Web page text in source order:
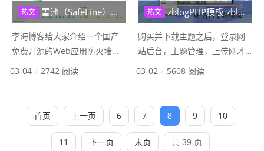
热文 雷池（SafeLine）官网 国产免费开源的Web应用防火墙
李海博客给大家介绍一个国产
免费开源的Web应用防火墙雷
池，雷池（SafeLine）是长亭
科技耗时近10年倾情打造的
义分析算法驱动。WAF是Web
03-04 / 2742 阅读
热文 zblogPHP模板,zblog明信片主题模板cardslee
购买并下载主题之后，登录网
站后台，主题管理，上传刚才
下载好的主题，然后点击启
用，一般会提示“未登录客户端”
时，参考此教程：zblog开启主
题或插件...
03-02 / 5608 阅读
首页 上一页 6 7 8 9 10
11 下一页 末页 共 39 页